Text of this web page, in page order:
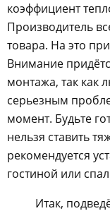
коэффициент
Производитель
товара. На это
Внимание
монтажа, так как
серьезным
момент. Будьте
нельзя ставить
рекомендуется
гостиной или
Итак,